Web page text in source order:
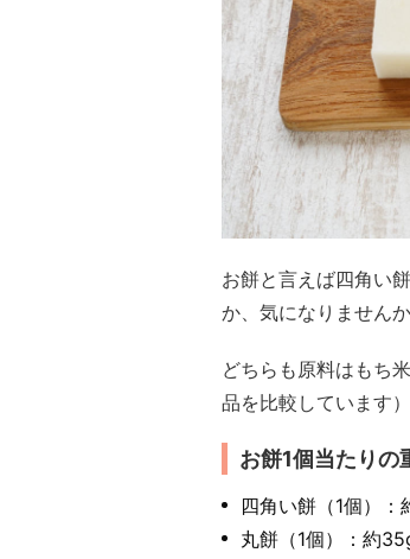
お餅と言えば四角い
か、気になりません
どちらも原料はもち
品を比較しています）
お餅1個当たりの
四角い餅（1個）
丸餅（1個）：約